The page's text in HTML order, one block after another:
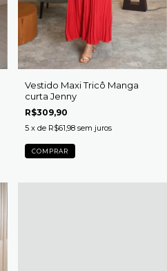
Vestido Maxi Tricô Manga
curta Jenny
R$309,90
5 x de R$61,98 sem juros
COMPRAR